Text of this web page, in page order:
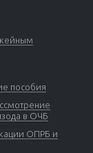
пособия
в ОЧБ
ОПРБ и